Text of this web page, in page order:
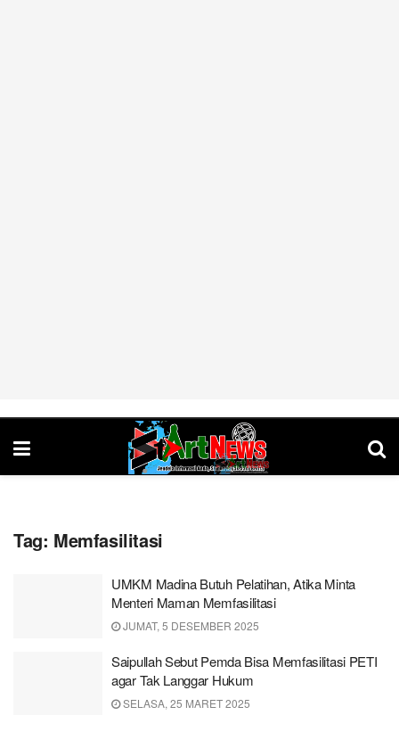
Tag: Memfasilitasi
UMKM Madina Butuh Pelatihan, Atika Minta
Menteri Maman Memfasilitasi
JUMAT, 5 DESEMBER 2025
Saipullah Sebut Pemda Bisa Memfasilitasi PETI
agar Tak Langgar Hukum
SELASA, 25 MARET 2025